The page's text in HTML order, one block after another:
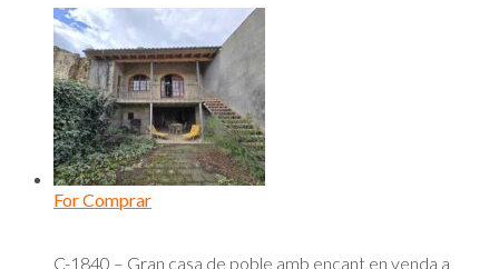
For Comprar
C-1840 – Gran casa de poble amb encant en venda a